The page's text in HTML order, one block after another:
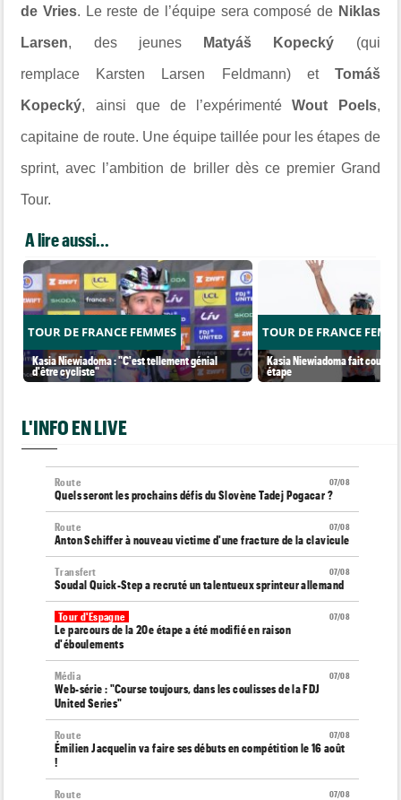
de Vries. Le reste de l’équipe sera composé de Niklas
Larsen, des jeunes Matyáš Kopecký (qui
remplace Karsten Larsen Feldmann) et Tomáš
Kopecký, ainsi que de l’expérimenté Wout Poels,
capitaine de route. Une équipe taillée pour les étapes de
sprint, avec l’ambition de briller dès ce premier Grand
Tour.
A lire aussi...
TOUR DE FRANCE FEMMES
Kasia Niewiadoma : "C'est tellement génial
d'être cycliste"
TOUR DE FRANCE
Kasia Niewiadoma fait coup
étape
L'INFO EN LIVE
07/08
Route
Quels seront les prochains défis du Slovène Tadej Pogacar ?
07/08
Route
Anton Schiffer à nouveau victime d'une fracture de la clavicule
07/08
Transfert
Soudal Quick-Step a recruté un talentueux sprinteur allemand
07/08
Tour d'Espagne
Le parcours de la 20e étape a été modifié en raison
d'éboulements
07/08
Média
Web-série : "Course toujours, dans les coulisses de la FDJ
United Series"
07/08
Route
Émilien Jacquelin va faire ses débuts en compétition le 16 août
!
07/08
Route